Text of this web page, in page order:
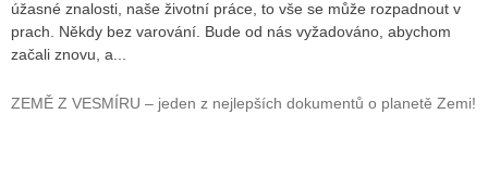
úžasné znalosti, naše životní práce, to vše se může rozpadnout v
prach. Někdy bez varování. Bude od nás vyžadováno, abychom
začali znovu, a...
ZEMĚ Z VESMÍRU – jeden z nejlepších dokumentů o planetě Zemi!